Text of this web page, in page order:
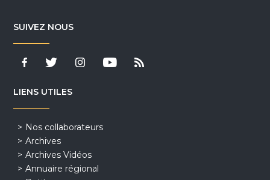
SUIVEZ NOUS
LIENS UTILES
Nos collaborateurs
Archives
Archives Vidéos
Annuaire régional